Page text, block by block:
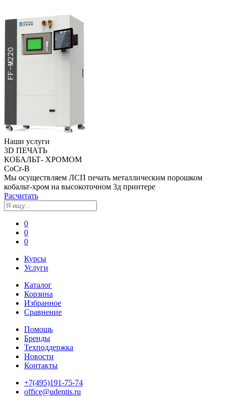
Наши услуги
3D ПЕЧАТЬ
КОБАЛЬТ- ХРОМОМ
CoCr-B
Мы осуществляем ЛСП печать металлическим порошком
кобальт-хром на высокоточном 3д принтере
Расчитать
0
0
0
Курсы
Услуги
Каталог
Корзина
Избранное
Сравнение
Помощь
Бренды
Техподдержка
Новости
Контакты
+7(495)191-75-74
office@udentis.ru